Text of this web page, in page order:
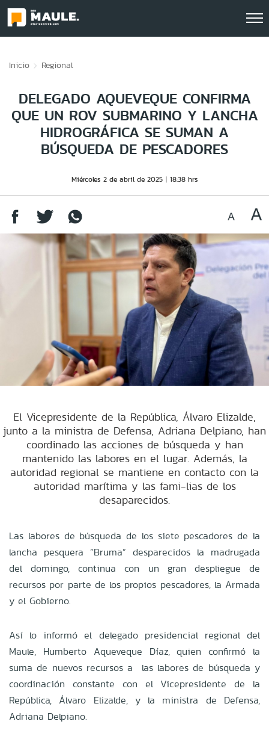
Inicio Regional
DELEGADO AQUEVEQUE CONFIRMA
QUE UN ROV SUBMARINO Y LANCHA
HIDROGRÁFICA SE SUMAN A
BÚSQUEDA DE PESCADORES
Miércoles 2 de abril de 2025 18:38 hrs
El Vicepresidente de la República, Álvaro Elizalde,
junto a la ministra de Defensa, Adriana Delpiano, han
coordinado las acciones de búsqueda y han
mantenido las labores en el lugar. Además, la
autoridad regional se mantiene en contacto con la
autoridad marítima y las fami-lias de los
desaparecidos.
Las labores de búsqueda de los siete pescadores de la
lancha pesquera “Bruma” desparecidos la madrugada
del domingo, continua con un gran despliegue de
recursos por parte de los propios pescadores, la Armada
y el Gobierno.
Así lo informó el delegado presidencial regional del
Maule, Humberto Aqueveque Díaz, quien confirmó la
suma de nuevos recursos a las labores de búsqueda y
coordinación constante con el Vicepresidente de la
República, Álvaro Elizalde, y la ministra de Defensa,
Adriana Delpiano.